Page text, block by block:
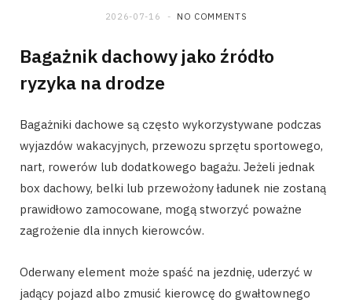
2026-07-16 NO COMMENTS
Bagażnik dachowy jako źródło
ryzyka na drodze
Bagażniki dachowe są często wykorzystywane podczas
wyjazdów wakacyjnych, przewozu sprzętu sportowego,
nart, rowerów lub dodatkowego bagażu. Jeżeli jednak
box dachowy, belki lub przewożony ładunek nie zostaną
prawidłowo zamocowane, mogą stworzyć poważne
zagrożenie dla innych kierowców.
Oderwany element może spaść na jezdnię, uderzyć w
jadący pojazd albo zmusić kierowcę do gwałtownego